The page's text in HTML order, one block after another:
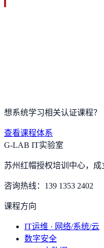
想系统学习相关认证课程？
查看课程体系
G-LAB IT实验室
苏州红帽授权培训中心，
咨询热线： 139 1353 2402
课程方向
IT运维 · 网络/系统/云
数字安全